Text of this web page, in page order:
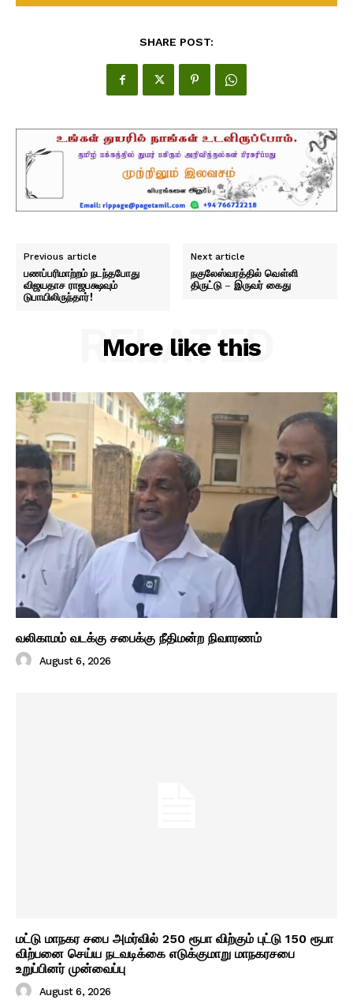
SHARE POST:
Previous article
பணப்பரிமாற்றம் நடந்தபோது
விஜயதாச ராஜபக்ஷவும்
டுபாயிலிருந்தார்!
Next article
நகுலேஸ்வரத்தில் வௌ்ளி
திருட்டு – இருவர் கைது
More like this
RELATED
வலிகாமம் வடக்கு சபைக்கு நீதிமன்ற நிவாரணம்
August 6, 2026
மட்டு மாநகர சபை அமர்வில் 250 ரூபா விற்கும் புட்டு 150 ரூபா
விற்பனை செய்ய நடவடிக்கை எடுக்குமாறு மாநகரசபை
உறுப்பினர் முன்வைப்பு
August 6, 2026